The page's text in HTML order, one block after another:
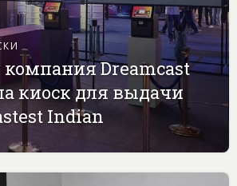
Dreamcast
киоск для выдачи
Indian